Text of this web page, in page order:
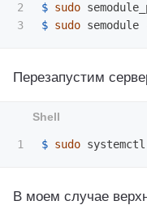
2
$ sudo
$ sudo semodule
Перезапустим
$ sudo
В моем случае